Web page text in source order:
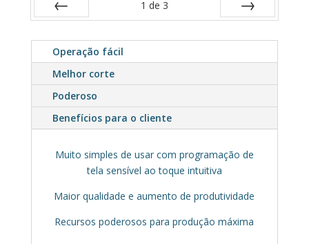
1 de 3
Operação fácil
Melhor corte
Poderoso
Benefícios para o cliente
Muito simples de usar com programação de
tela sensível ao toque intuitiva
Maior qualidade e aumento de produtividade
Recursos poderosos para produção máxima